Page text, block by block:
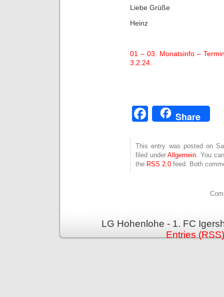
Liebe Grüße
Heinz
01 – 03. Monatsinfo –
3.2.24.
Facebook
Share
This entry was posted on
filed underAllgemein . You
the RSS 2.0 feed. Both
LG Hohenlohe - 1. FC
Entries (RSS)